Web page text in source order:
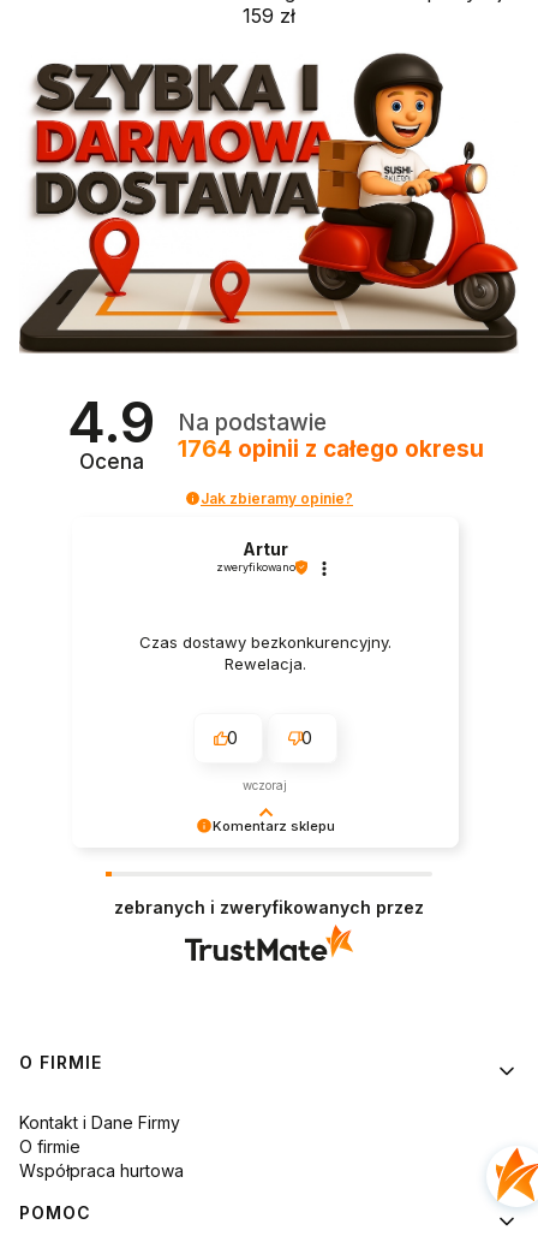
159 zł
4.9
Ocena
Na podstawie
1764 opinii z całego okresu
Jak zbieramy opinie?
Komentarz sklepu
Artur
zweryfikowano
Czas dostawy bezkonkurencyjny.
Rewelacja.
0 0
wczoraj
zebranych i zweryfikowanych przez
Linki w stopce
O FIRMIE
Kontakt i Dane Firmy
O firmie
Współpraca hurtowa
POMOC